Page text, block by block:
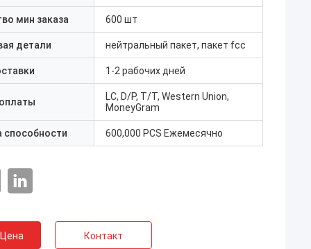
мин заказа 600 шт
детали нейтральный пакет, пакет fcc
1-2 рабочих дней
LC, D/P, T/T, Western Union,
MoneyGram
способности 600,000 PCS Ежемесячно
Контакт